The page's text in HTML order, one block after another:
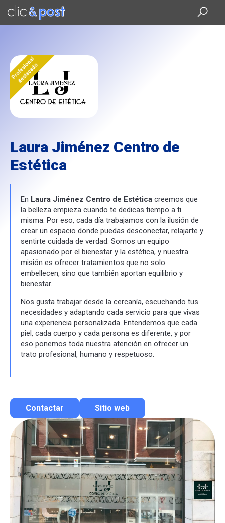
Saltar
contenido
Profesional
destacado
Laura Jiménez Centro de
Estética
En Laura Jiménez Centro de Estética creemos que
la belleza empieza cuando te dedicas tiempo a ti
misma. Por eso, cada día trabajamos con la ilusión de
crear un espacio donde puedas desconectar, relajarte y
sentirte cuidada de verdad. Somos un equipo
apasionado por el bienestar y la estética, y nuestra
misión es ofrecer tratamientos que no solo
embellecen, sino que también aportan equilibrio y
bienestar.
Nos gusta trabajar desde la cercanía, escuchando tus
necesidades y adaptando cada servicio para que vivas
una experiencia personalizada. Entendemos que cada
piel, cada cuerpo y cada persona es diferente, y por
eso ponemos toda nuestra atención en ofrecer un
trato profesional, humano y respetuoso.
Contactar
Contactar por correo
Llamar por teléfono
Contactar por Whatsapp
Sitio web